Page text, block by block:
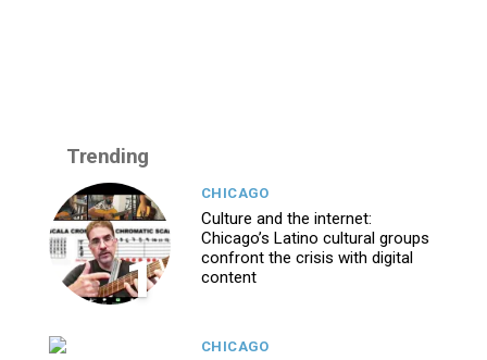
Trending
1
CHICAGO
Culture and the internet:
Chicago’s Latino cultural groups
confront the crisis with digital
content
CHICAGO